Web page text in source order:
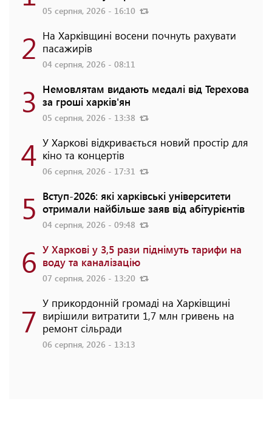
05 серпня, 2026 - 16:10
2 На Харківщині восени почнуть рахувати
пасажирів
04 серпня, 2026 - 08:11
3 Немовлятам видають медалі від Терехова
за гроші харків'ян
05 серпня, 2026 - 13:38
4 У Харкові відкривається новий простір для
кіно та концертів
06 серпня, 2026 - 17:31
5 Вступ-2026: які харківські університети
отримали найбільше заяв від абітурієнтів
04 серпня, 2026 - 09:48
6 У Харкові у 3,5 рази піднімуть тарифи на
воду та каналізацію
07 серпня, 2026 - 13:20
7 У прикордонній громаді на Харківщині
вирішили витратити 1,7 млн гривень на
ремонт сільради
06 серпня, 2026 - 13:13